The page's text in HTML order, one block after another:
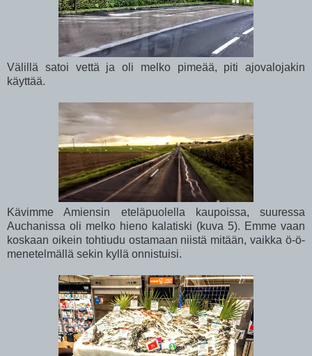
Välillä satoi vettä ja oli melko pimeää, piti ajovalojakin
käyttää.
Kävimme Amiensin eteläpuolella kaupoissa, suuressa
Auchanissa oli melko hieno kalatiski (kuva 5). Emme vaan
koskaan oikein tohtiudu ostamaan niistä mitään, vaikka ö-ö-
menetelmällä sekin kyllä onnistuisi.